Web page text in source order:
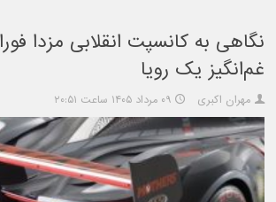
نگاهی به کانسپت انقلابی مزدا
غم‌انگیز یک رویا
مهران اکبری ۰۹ مرداد ۱۴۰۵ ساعت ۲۰:۵۱